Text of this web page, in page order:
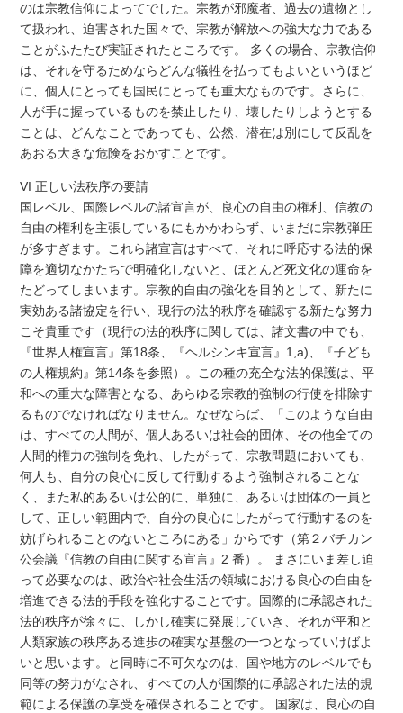
のは宗教信仰によってでした。宗教が邪魔者、過去の遺物とし
て扱われ、迫害された国々で、宗教が解放への強大な力である
ことがふたたび実証されたところです。 多くの場合、宗教信仰
は、それを守るためならどんな犠牲を払ってもよいというほど
に、個人にとっても国民にとっても重大なものです。さらに、
人が手に握っているものを禁止したり、壊したりしようとする
ことは、どんなことであっても、公然、潜在は別にして反乱を
あおる大きな危険をおかすことです。
VI 正しい法秩序の要請
国レベル、国際レベルの諸宣言が、良心の自由の権利、信教の
自由の権利を主張しているにもかかわらず、いまだに宗教弾圧
が多すぎます。これら諸宣言はすべて、それに呼応する法的保
障を適切なかたちで明確化しないと、ほとんど死文化の運命を
たどってしまいます。宗教的自由の強化を目的として、新たに
実効ある諸協定を行い、現行の法的秩序を確認する新たな努力
こそ貴重です（現行の法的秩序に関しては、諸文書の中でも、
『世界人権宣言』第18条、『ヘルシンキ宣言』1,a)、『子ども
の人権規約』第14条を参照）。この種の充全な法的保護は、平
和への重大な障害となる、あらゆる宗教的強制の行使を排除す
るものでなければなりません。なぜならば、「このような自由
は、すべての人間が、個人あるいは社会的団体、その他全ての
人間的権力の強制を免れ、したがって、宗教問題においても、
何人も、自分の良心に反して行動するよう強制されることな
く、また私的あるいは公的に、単独に、あるいは団体の一員と
して、正しい範囲内で、自分の良心にしたがって行動するのを
妨げられることのないところにある」からです（第２バチカン
公会議『信教の自由に関する宣言』2 番）。 まさにいま差し迫
って必要なのは、政治や社会生活の領域における良心の自由を
増進できる法的手段を強化することです。国際的に承認された
法的秩序が徐々に、しかし確実に発展していき、それが平和と
人類家族の秩序ある進歩の確実な基盤の一つとなっていけばよ
いと思います。と同時に不可欠なのは、国や地方のレベルでも
同等の努力がなされ、すべての人が国際的に承認された法的規
範による保護の享受を確保されることです。 国家は、良心の自